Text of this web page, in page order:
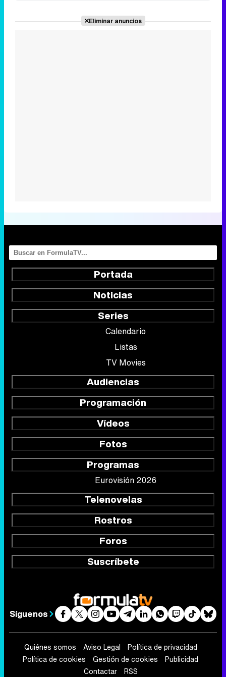
Eliminar anuncios
Portada
Noticias
Series
Calendario
Listas
TV Movies
Audiencias
Programación
Vídeos
Fotos
Programas
Eurovisión 2026
Telenovelas
Rostros
Foros
Suscríbete
Síguenos
Quiénes somos Aviso Legal
Política de privacidad
Política de cookies
Gestión de cookies
Publicidad
Contactar
RSS